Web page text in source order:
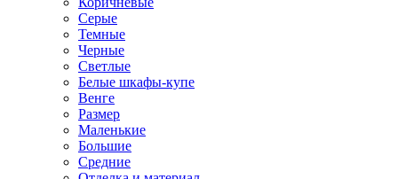
Серые
Темные
Черные
Светлые
Белые шкафы-купе
Венге
Размер
Маленькие
Большие
Средние